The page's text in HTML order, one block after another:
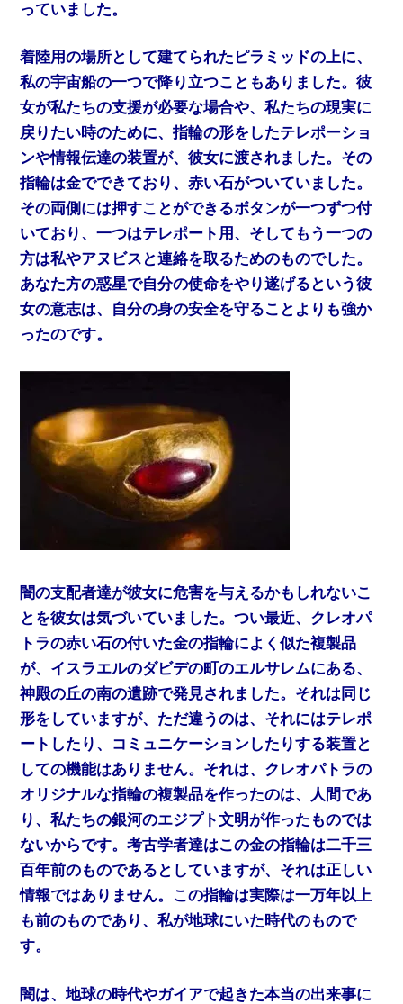
っていました。
着陸用の場所として建てられたピラミッドの上に、
私の宇宙船の一つで降り立つこともありました。彼
女が私たちの支援が必要な場合や、私たちの現実に
戻りたい時のために、指輪の形をしたテレポーショ
ンや情報伝達の装置が、彼女に渡されました。その
指輪は金でできており、赤い石がついていました。
その両側には押すことができるボタンが一つずつ付
いており、一つはテレポート用、そしてもう一つの
方は私やアヌビスと連絡を取るためのものでした。
あなた方の惑星で自分の使命をやり遂げるという彼
女の意志は、自分の身の安全を守ることよりも強か
ったのです。
闇の支配者達が彼女に危害を与えるかもしれないこ
とを彼女は気づいていました。つい最近、クレオパ
トラの赤い石の付いた金の指輪によく似た複製品
が、イスラエルのダビデの町のエルサレムにある、
神殿の丘の南の遺跡で発見されました。それは同じ
形をしていますが、ただ違うのは、それにはテレポ
ートしたり、コミュニケーションしたりする装置と
しての機能はありません。それは、クレオパトラの
オリジナルな指輪の複製品を作ったのは、人間であ
り、私たちの銀河のエジプト文明が作ったものでは
ないからです。考古学者達はこの金の指輪は二千三
百年前のものであるとしていますが、それは正しい
情報ではありません。この指輪は実際は一万年以上
も前のものであり、私が地球にいた時代のもので
す。
闇は、地球の時代やガイアで起きた本当の出来事に